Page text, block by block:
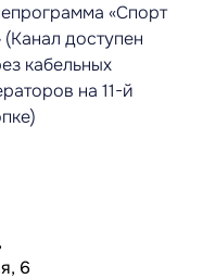
«Спорт
(Канал доступен
кабельных
на 11-й
6